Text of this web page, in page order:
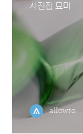
사진집 묘미
allowto